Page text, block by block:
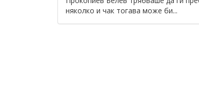
няколко и чак тогава може би...